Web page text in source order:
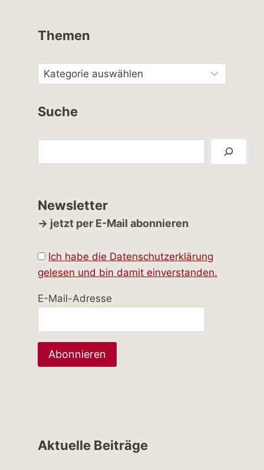
Themen
Suche
Newsletter
→ jetzt per E-Mail abonnieren
Ich habe die Datenschutzerklärung
gelesen und bin damit einverstanden.
E-Mail-Adresse
Aktuelle Beiträge